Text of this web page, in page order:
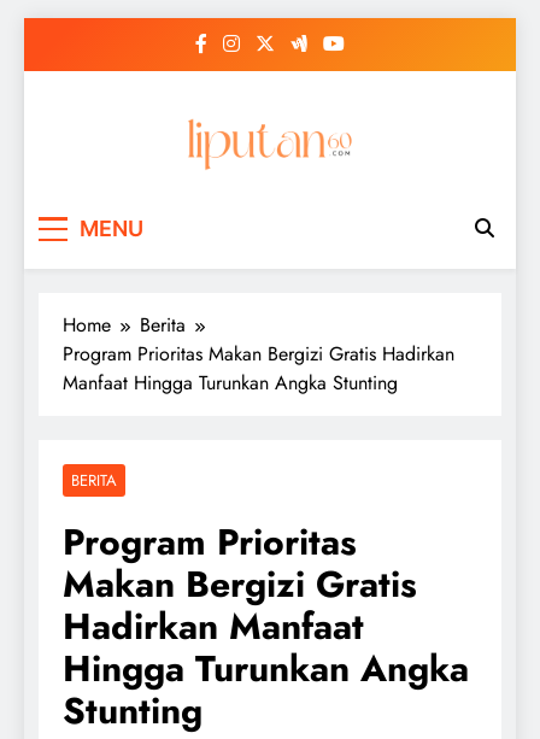
MENU
Home
Berita
Program Prioritas Makan Bergizi Gratis Hadirkan
Manfaat Hingga Turunkan Angka Stunting
BERITA
Program Prioritas
Makan Bergizi Gratis
Hadirkan Manfaat
Hingga Turunkan Angka
Stunting